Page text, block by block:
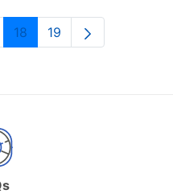
intermedias Use pestaña
Páxina
18 Páxina
19